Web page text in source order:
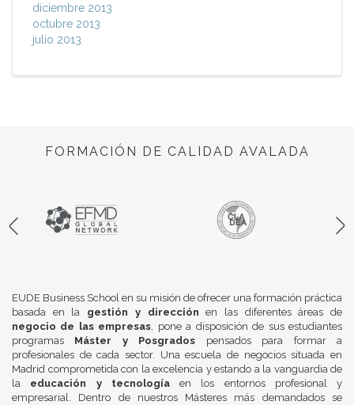
diciembre 2013
octubre 2013
julio 2013
FORMACIÓN DE CALIDAD AVALADA
EUDE Business School en su misión de ofrecer una formación práctica
basada en la gestión y dirección en las diferentes áreas de
negocio de las empresas, pone a disposición de sus estudiantes
programas Máster y Posgrados pensados para formar a
profesionales de cada sector. Una escuela de negocios situada en
Madrid comprometida con la excelencia y estando a la vanguardia de
la educación y tecnologíaen los entornos profesional y
empresarial. Dentro de nuestros Másteres más demandados se